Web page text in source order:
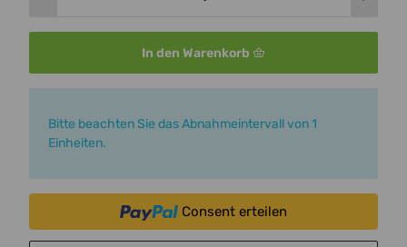
In den Warenkorb
Bitte beachten Sie das Abnahmeintervall von 1
Einheiten.
Consent erteilen